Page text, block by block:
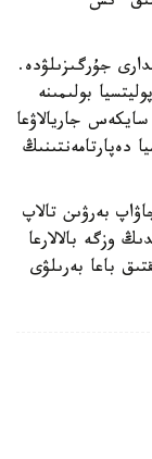
جۇرگىزىلۋدە.
بولىمىنە
جاريالاۋعا
دەپارتامەنتىنىڭ
بەرۋىن تالاپ
وزگە بالالارعا
باعا بەرىلۋى